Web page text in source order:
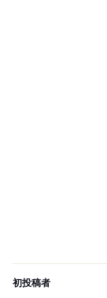
初投稿者